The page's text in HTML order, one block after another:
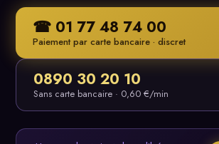
☎ 01 77 48 74 00
Paiement par carte bancaire · discret
0890 30 20 10
Sans carte bancaire · 0,60 €/min